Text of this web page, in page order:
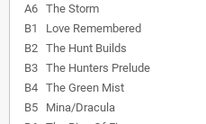
A6 The Storm
B1
Love Remembered
B2 The Hunt Builds
B3 The Hunters Prelude
B4 The Green Mist
B5
Mina/Dracula